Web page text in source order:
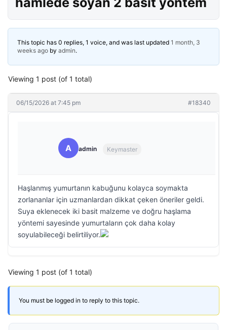
This topic has 0 replies, 1 voice, and was last updated 1 month, 3
weeks ago by admin.
Viewing 1 post (of 1 total)
06/15/2026 at 7:45 pm #18340
A admin Keymaster
Haşlanmış yumurtanın kabuğunu kolayca soymakta
zorlananlar için uzmanlardan dikkat çeken öneriler geldi.
Suya eklenecek iki basit malzeme ve doğru haşlama
yöntemi sayesinde yumurtaların çok daha kolay
soyulabileceği belirtiliyor.
Viewing 1 post (of 1 total)
You must be logged in to reply to this topic.